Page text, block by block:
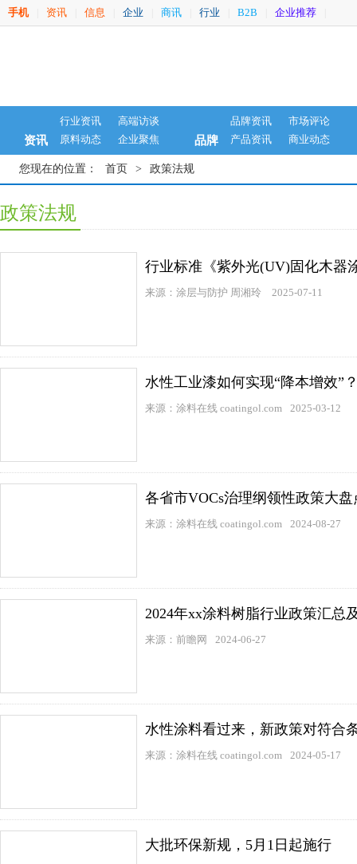
手机 资讯 信息 企业 商讯 行业 B2B 企业推荐
资讯
行业资讯
高端访谈
原料动态
企业聚焦 品牌
品牌资讯
市场评论
产品资讯
商业动态
您现在的位置： 首页 > 政策法规
政策法规
行业标准《紫外光(UV)固化木器
来源：涂层与防护 周湘玲 2025-07-11
水性工业漆如何实现“降本增效”
来源：涂料在线 coatingol.com 2025-03-12
各省市VOCs治理纲领性政策大盘
来源：涂料在线 coatingol.com 2024-08-27
2024年xx涂料树脂行业政策汇总
来源：前瞻网 2024-06-27
水性涂料看过来，新政策对符合
来源：涂料在线 coatingol.com 2024-05-17
大批环保新规，5月1日起施行